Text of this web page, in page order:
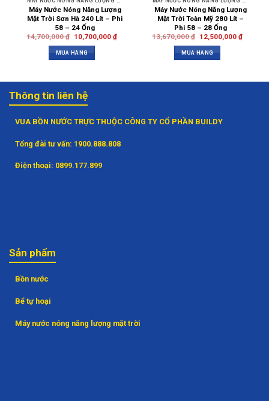
Máy Nước Nóng Năng Lượng
Mặt Trời Sơn Hà 240 Lít – Phi
58 – 24 Ống
14,700,000₫ 10,700,000 ₫
MUA HÀNG
Máy Nước Nóng Năng Lượng
Mặt Trời Toàn Mỹ 280 Lít –
Phi 58 – 28 Ống
13,670,000₫ 12,500,000 ₫
MUA HÀNG
Thông tin liên hệ
VUA BỒN NƯỚC TRỰC THUỘC CÔNG TY CỔ PHẦN BUILDY
Tổng đài tư vấn: 1900.888.808
Điện thoại: 0899.177.899
Sản phẩm
Bồn nước
Bể tự hoại
Máy nước nóng năng lượng mặt trời